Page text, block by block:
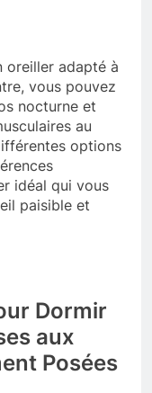
oreiller adapté à
vous pouvez
nocturne et
au
options
idéal qui vous
paisible et
Dormir
aux
Posées